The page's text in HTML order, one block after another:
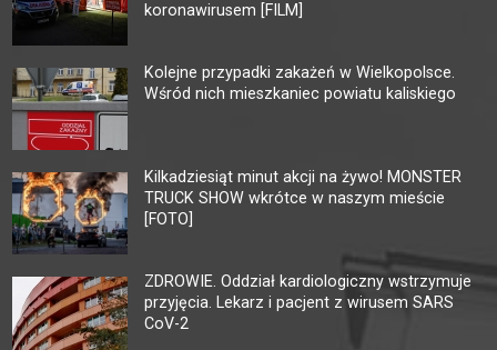
koronawirusem [FILM]
Kolejne przypadki zakażeń w Wielkopolsce.
Wśród nich mieszkaniec powiatu kaliskiego
Kilkadziesiąt minut akcji na żywo! MONSTER
TRUCK SHOW wkrótce w naszym mieście
[FOTO]
ZDROWIE. Oddział kardiologiczny wstrzymuje
przyjęcia. Lekarz i pacjent z wirusem SARS
CoV-2